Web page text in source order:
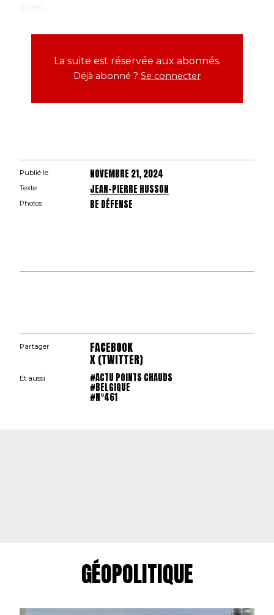
aussi...
La suite est réservée aux abonnés.
Déjà abonné ? Se connecter
Publié le NOVEMBRE 21, 2024
Texte JEAN-PIERRE HUSSON
Photos BE DÉFENSE
Partager FACEBOOK
X (TWITTER)
Et aussi #ACTU POINTS CHAUDS
#BELGIQUE
#N°461
GÉOPOLITIQUE